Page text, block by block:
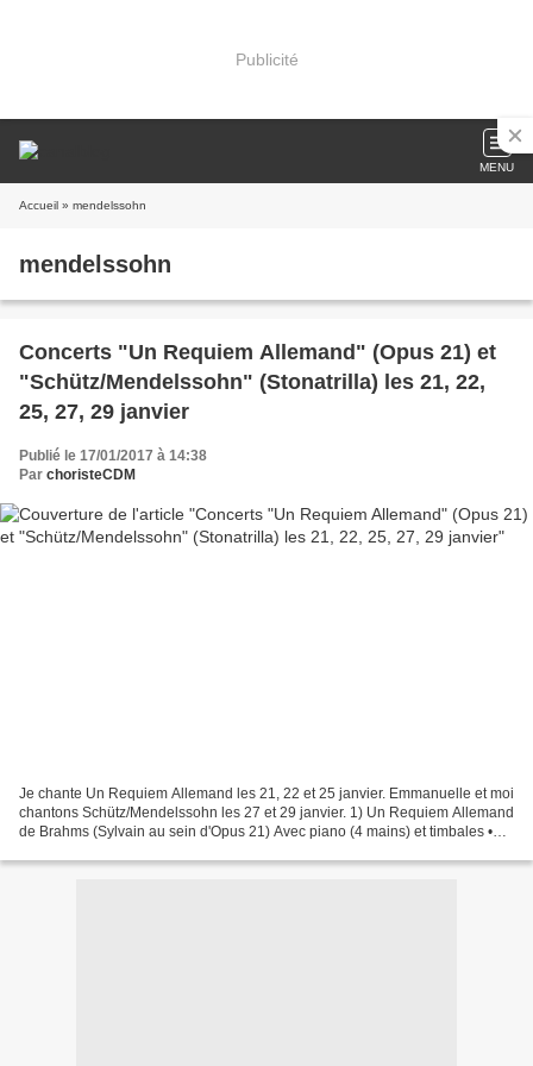
Publicité
MENU
Accueil » mendelssohn
mendelssohn
Concerts "Un Requiem Allemand" (Opus 21) et
"Schütz/Mendelssohn" (Stonatrilla) les 21, 22,
25, 27, 29 janvier
Publié le 17/01/2017 à 14:38
Par choristeCDM
Je chante Un Requiem Allemand les 21, 22 et 25 janvier. Emmanuelle et moi
chantons Schütz/Mendelssohn les 27 et 29 janvier. 1) Un Requiem Allemand
de Brahms (Sylvain au sein d'Opus 21) Avec piano (4 mains) et timbales •